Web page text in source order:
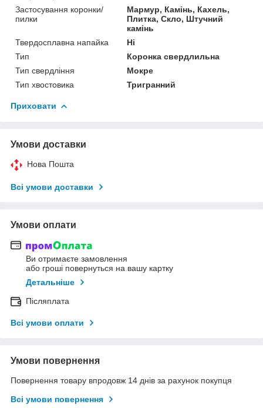
Застосування коронки/
пилки
Мармур, Камінь, Кахель,
Плитка, Скло, Штучний
камінь
Твердосплавна напайка
Ні
Тип
Коронка свердлильна
Тип свердління
Мокре
Тип хвостовика
Тригранний
Приховати
Умови доставки
Нова Пошта
Всі умови доставки
Умови оплати
Ви отримаєте замовлення
або гроші повернуться на вашу картку
Детальніше
Післяплата
Всі умови оплати
Умови повернення
Повернення товару впродовж 14 днів за рахунок покупця
Всі умови повернення